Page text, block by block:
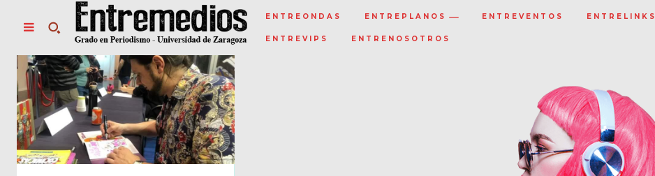
ENTREONDAS ENTREPLANOS ENTREVENTOS ENTRELINKS
ENTREVIPS ENTRENOSOTROS